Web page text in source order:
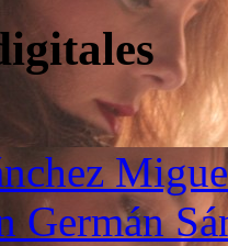
Germán